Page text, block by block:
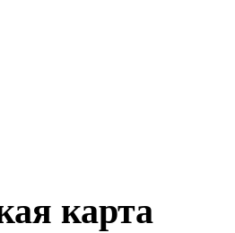
карта